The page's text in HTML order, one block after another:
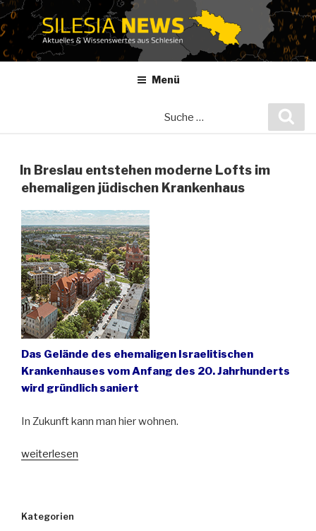
Zum
Inhalt
springen
Menü
In Breslau entstehen moderne Lofts im
ehemaligen jüdischen Krankenhaus
Das Gelände des ehemaligen Israelitischen
Krankenhauses vom Anfang des 20. Jahrhunderts
wird gründlich saniert
In Zukunft kann man hier wohnen.
„In
Lofts
weiterlesen
Kategorien